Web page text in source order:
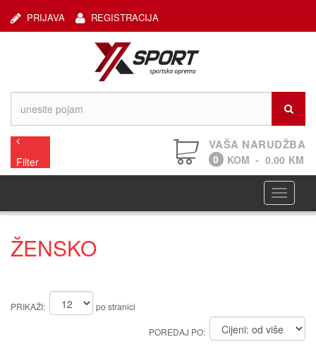
REGISTRACIJA
PRIJAVA
Filter
VAŠA NARUDŽBA
0 KOM - 0.00 KM
ŽENSKO
PRIKAŽI: po stranici
POREDAJ PO: